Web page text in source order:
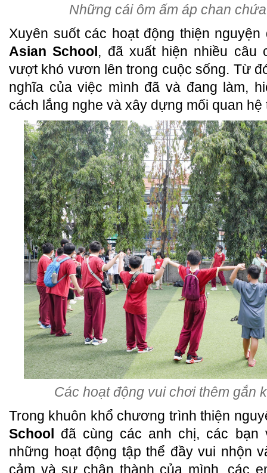
Những cái ôm ấm áp chan
Xuyên suốt các hoạt động thiện
Asian School , đã xuất hiện nhiều câu
vượt khó vươn lên trong cuộc sống. Từ
nghĩa của việc mình đã và đang làm,
cách lắng nghe và xây dựng mối quan hệ
Các hoạt động vui chơi thêm gắn
Trong khuôn khổ chương trình thiện
School đã cùng các anh chị, các bạn
những hoạt động tập thể đầy vui nhộn
cảm và sự chân thành của mình, các